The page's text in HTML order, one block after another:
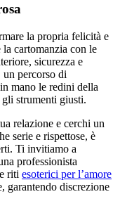
la propria felicità e
cartomanzia con le
sicurezza e
percorso di
mano le redini della
strumenti giusti.
relazione e cerchi un
serie e rispettose, è
Ti invitiamo a
professionista
riti esoterici per l’amore
garantendo discrezione